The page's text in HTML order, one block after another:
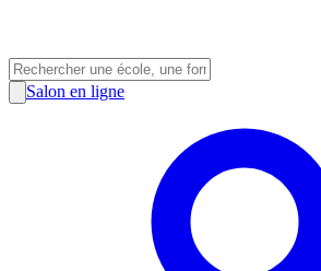
Salon en ligne